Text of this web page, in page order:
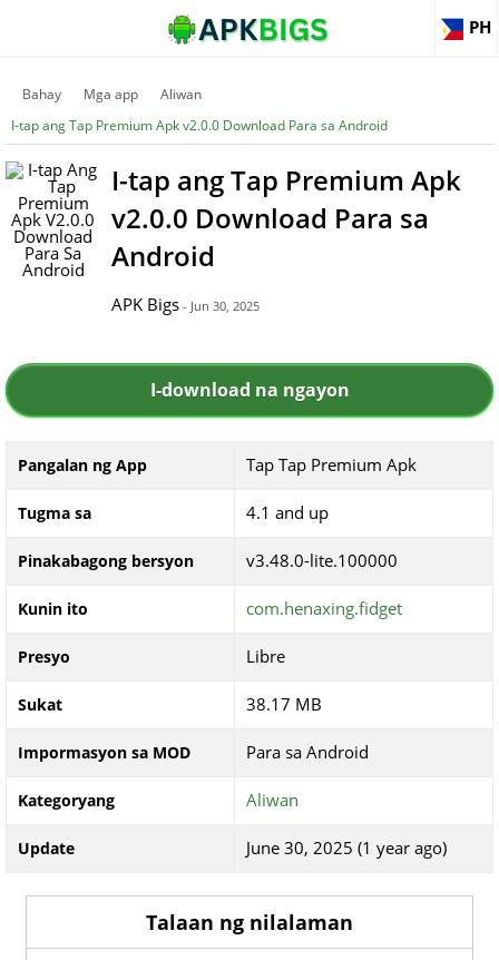
PH
Bahay Mga app
Aliwan
I-tap ang Tap Premium Apk v2.0.0 Download Para sa Android
I-tap ang Tap Premium Apk
v2.0.0 Download Para sa
Android
APK Bigs - Jun 30, 2025
I-download na ngayon
Pangalan ng App Tap Tap Premium Apk
Tugma sa 4.1 and up
Pinakabagong bersyon v3.48.0-lite.100000
Kunin ito com.henaxing.fidget
Presyo Libre
Sukat 38.17 MB
Impormasyon sa MOD Para sa Android
Kategoryang Aliwan
Update June 30, 2025 (1 year ago)
Talaan ng nilalaman